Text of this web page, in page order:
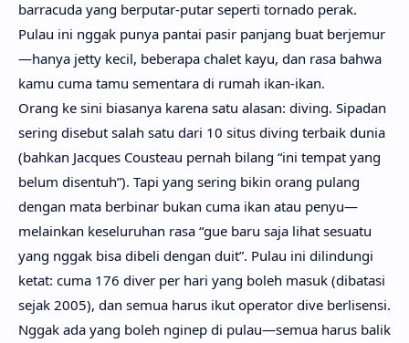
barracuda yang berputar-putar seperti tornado perak.
Pulau ini nggak punya pantai pasir panjang buat berjemur
—hanya jetty kecil, beberapa chalet kayu, dan rasa bahwa
kamu cuma tamu sementara di rumah ikan-ikan.
Orang ke sini biasanya karena satu alasan: diving. Sipadan
sering disebut salah satu dari 10 situs diving terbaik dunia
(bahkan Jacques Cousteau pernah bilang “ini tempat yang
belum disentuh”). Tapi yang sering bikin orang pulang
dengan mata berbinar bukan cuma ikan atau penyu—
melainkan keseluruhan rasa “gue baru saja lihat sesuatu
yang nggak bisa dibeli dengan duit”. Pulau ini dilindungi
ketat: cuma 176 diver per hari yang boleh masuk (dibatasi
sejak 2005), dan semua harus ikut operator dive berlisensi.
Nggak ada yang boleh nginep di pulau—semua harus balik